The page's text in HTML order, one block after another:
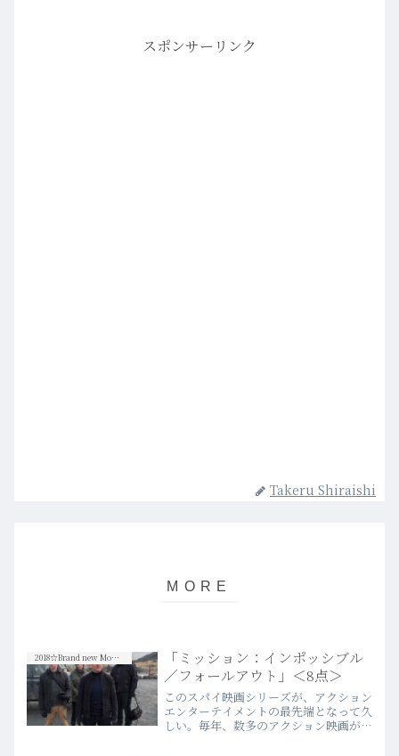
スポンサーリンク
Takeru Shiraishi
2018☆Brand new Movies
「ミッション：インポッシブル
／フォールアウト」＜8点＞
このスパイ映画シリーズが、アクション
エンターテイメントの最先端となって久
しい。毎年、数多のアクション映画が量